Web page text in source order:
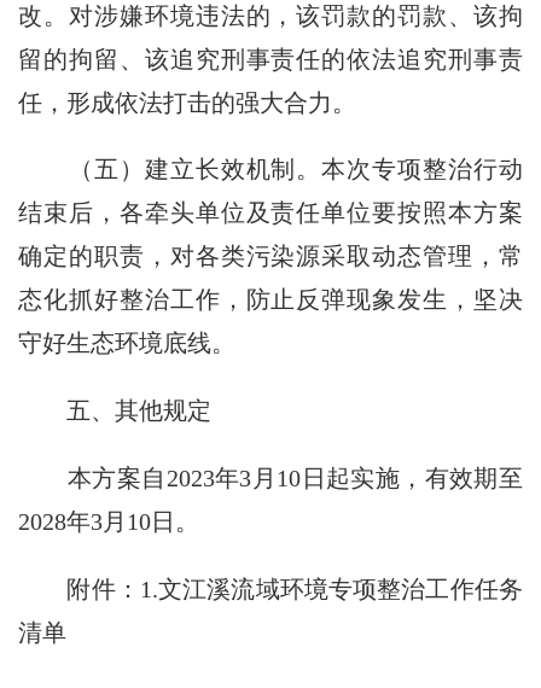
改。对涉嫌环境违法的，该罚款的罚款、该拘
留的拘留、该追究刑事责任的依法追究刑事责
任，形成依法打击的强大合力。
（五）建立长效机制。本次专项整治行动
结束后，各牵头单位及责任单位要按照本方案
确定的职责，对各类污染源采取动态管理，常
态化抓好整治工作，防止反弹现象发生，坚决
守好生态环境底线。
五、其他规定
本方案自2023年3月10日起实施，有效期至
2028年3月10日。
附件：1.文江溪流域环境专项整治工作任务
清单